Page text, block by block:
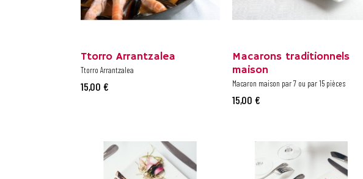
Ttorro Arrantzalea
Ttorro Arrantzalea
15,00 €
Macarons traditionnels
maison
Macaron maison par 7 ou par 15 pièces
15,00 €